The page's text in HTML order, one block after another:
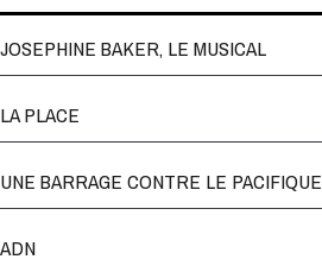
JOSEPHINE BAKER, LE MUSICAL
LA PLACE
UNE BARRAGE CONTRE LE PACIFIQUE
ADN